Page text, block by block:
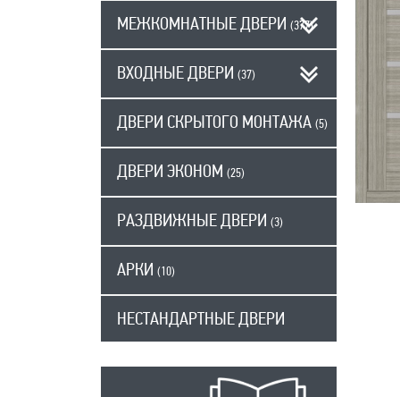
МЕЖКОМНАТНЫЕ ДВЕРИ (377)
ВХОДНЫЕ ДВЕРИ (37)
ДВЕРИ СКРЫТОГО МОНТАЖА (5)
ДВЕРИ ЭКОНОМ (25)
РАЗДВИЖНЫЕ ДВЕРИ (3)
АРКИ (10)
НЕСТАНДАРТНЫЕ ДВЕРИ